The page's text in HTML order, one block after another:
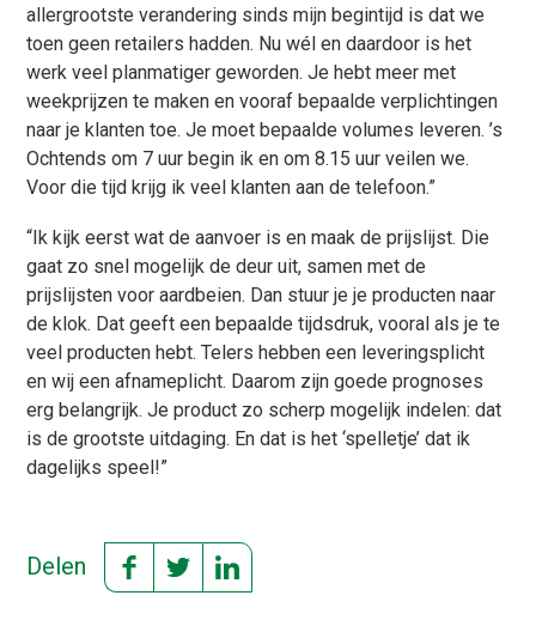
allergrootste verandering sinds mijn begintijd is dat we
toen geen retailers hadden. Nu wél en daardoor is het
werk veel planmatiger geworden. Je hebt meer met
weekprijzen te maken en vooraf bepaalde verplichtingen
naar je klanten toe. Je moet bepaalde volumes leveren. ’s
Ochtends om 7 uur begin ik en om 8.15 uur veilen we.
Voor die tijd krijg ik veel klanten aan de telefoon.”
“Ik kijk eerst wat de aanvoer is en maak de prijslijst. Die
gaat zo snel mogelijk de deur uit, samen met de
prijslijsten voor aardbeien. Dan stuur je je producten naar
de klok. Dat geeft een bepaalde tijdsdruk, vooral als je te
veel producten hebt. Telers hebben een leveringsplicht
en wij een afnameplicht. Daarom zijn goede prognoses
erg belangrijk. Je product zo scherp mogelijk indelen: dat
is de grootste uitdaging. En dat is het ‘spelletje’ dat ik
dagelijks speel!”
Delen